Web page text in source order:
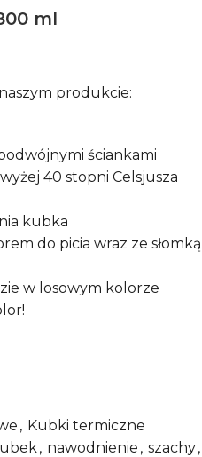
ml
produkcie:
ściankami
40 stopni Celsjusza
kubka
do picia wraz ze słomką
w losowym kolorze
, Kubki termiczne
, nawodnienie , szachy,